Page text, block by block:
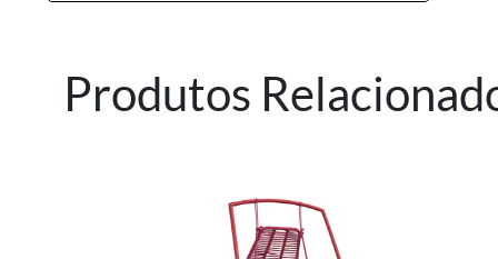
Produtos